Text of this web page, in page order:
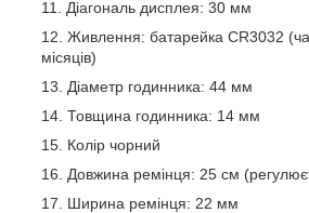
Діагональ дисплея: 30 мм
Живлення: батарейка CR3032
місяців)
Діаметр годинника: 44 мм
Товщина годинника: 14 мм
Колір чорний
Довжина ремінця: 25 см
Ширина ремінця: 22 мм